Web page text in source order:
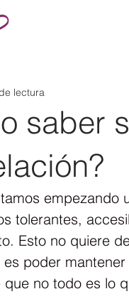
saber
lectura
empezando
tolerantes,
Esto no quiere
poder
que no todo es lo